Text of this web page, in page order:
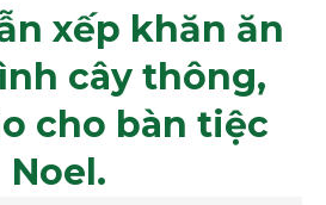
xếp khăn ăn
cây thông,
cho bàn tiệc
Noel.